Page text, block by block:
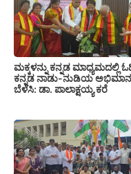
ಮಕ್ಕಳನ್ನು ಕನ್ನಡ ಮಾಧ್ಯಮದಲ್ಲಿ
ಕನ್ನಡ ನಾಡು-ನುಡಿಯ ಅಭಿಮಾನ
ಬೆಳೆಸಿ: ಡಾ. ಪಾಲಾಕ್ಷಯ್ಯ ಕರೆ